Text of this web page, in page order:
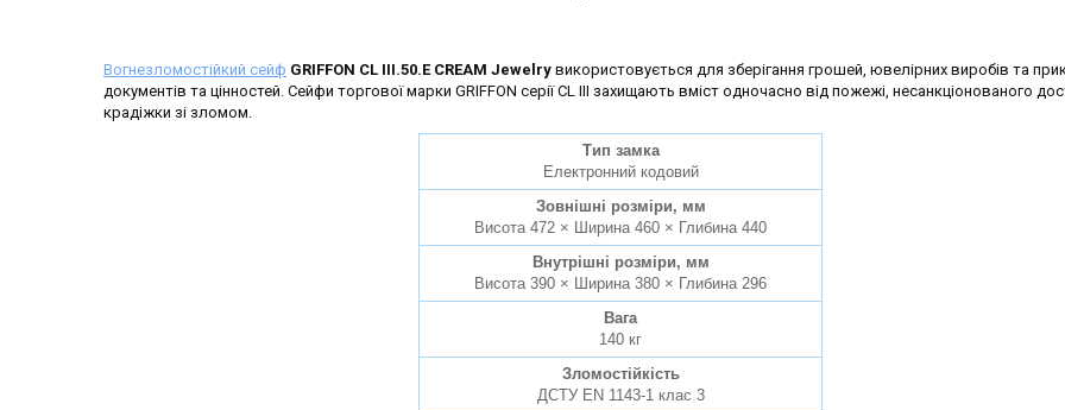
Вогнезломостійкий сейф GRIFFON CL III.50.E CREAM Jewelry використовується для зберігання грошей, ювелірних виробів та
документів та цінностей. Сейфи торгової марки GRIFFON серії CL III захищають вміст одночасно від пожежі, несанкціонованого
крадіжки зі зломом.
Тип замка
Електронний кодовий
Зовнішні розміри, мм
Висота 472 × Ширина 460 × Глибина 440
Внутрішні розміри, мм
Висота 390 × Ширина 380 × Глибина 296
Вага
140 кг
Зломостійкість
ДСТУ EN 1143-1 клас 3